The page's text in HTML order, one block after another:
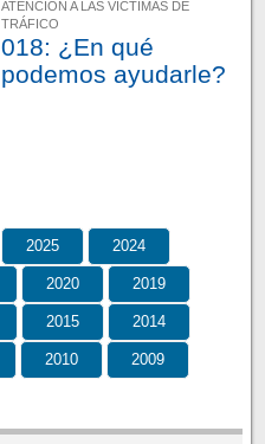
ATENCIÓN A LAS VÍCTIMAS DE
TRÁFICO
018: ¿En qué
podemos ayudarle?
2025 2024
2020 2019
2015 2014
2010 2009